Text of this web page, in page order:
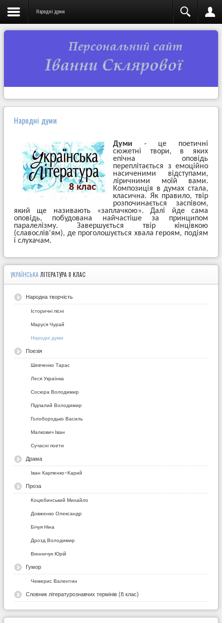
Народні думи
Народні думи
Думи - це поетичні
сюжетні твори, в яких
епічна оповідь
переплітається з емоційно
насиченими відступами,
ліричними моїй вами.
Композиція в думах стала,
класична. Як правило, твір
розпочинається заспівом,
який ще називають «заплачкою». Далі йде сама
оповідь, побудована найчастіше за принципом
паралелізму. Завершується твір кінцівкою
(славослів'ям), де проголошується хвала героям, подіям
і слухачам.
УКРАЇНСЬКА ЛІТЕРАТУРА 8 КЛАС
Народна творчість
Історичні пісні
Маруся Чурай
Народні думи
Поезія
Шевченко Тарас
Леся Українка
Сосюра Володимир
Підпалий Володимир
Голобородько Василь
Малкович Іван
Сучасні поети
Драма
Іван Карпенко-Карий
Проза
Коцюбинський Михайло
Довженко Олександр
Бічуя Ніна
Дрозд Володимир
Винничук Юрій
Гумор
Чемерис Валентин
Словник літературознавчих термінів (8 клас)